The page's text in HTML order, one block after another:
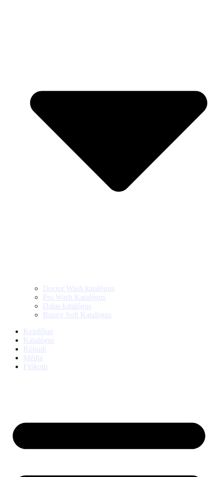
Doctor Wash katalógus
Pro Wash Katalógus
Dalas katalógus
Bunny Soft Katalógus
Kezdőlap
Katalógus
Rólunk
Média
Fiókom